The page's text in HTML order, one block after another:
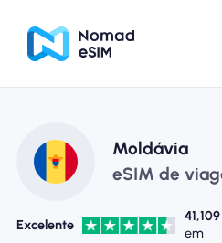
Entrar Inscrever-se
Moldávia
eSIM de
Excelente
41,109
em